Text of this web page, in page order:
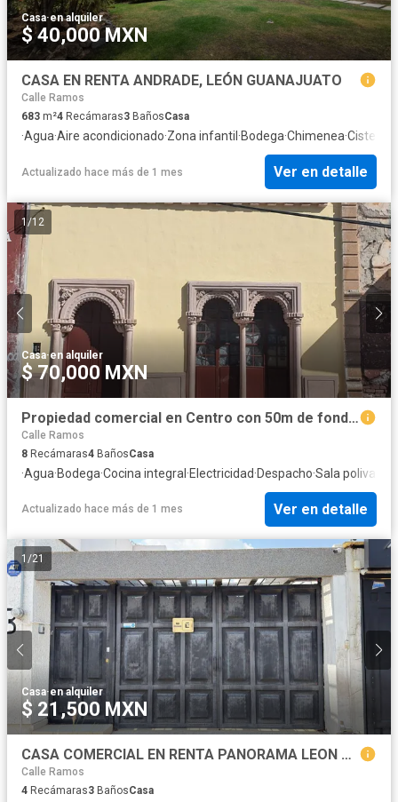
Casa·en alquiler
$ 40,000 MXN
CASA EN RENTA ANDRADE, LEÓN GUANAJUATO
Calle Ramos
683 m²4 Recámaras3 BañosCasa
·Agua·Aire acondicionado·Zona infantil ·Bodega·Chimenea·Cisterna
Actualizado hace más de 1 mes Ver en detalle
1/12
Casa·en alquiler
$ 70,000 MXN
Propiedad comercial en Centro con 50m de fondo - ideal para negocio u oficinas
Calle Ramos
8 Recámaras4 BañosCasa
·Agua·Bodega·Cocina integral·Electricidad·Despacho·Sala
Actualizado hace más de 1 mes Ver en detalle
1 /21
Casa·en alquiler
$ 21,500 MXN
CASA COMERCIAL EN RENTA PANORAMA LEON GTO ZONA NORTE A POCOS MINUTOS DE PLAZA MAYOR.
Calle Ramos
4 Recámaras3 BañosCasa